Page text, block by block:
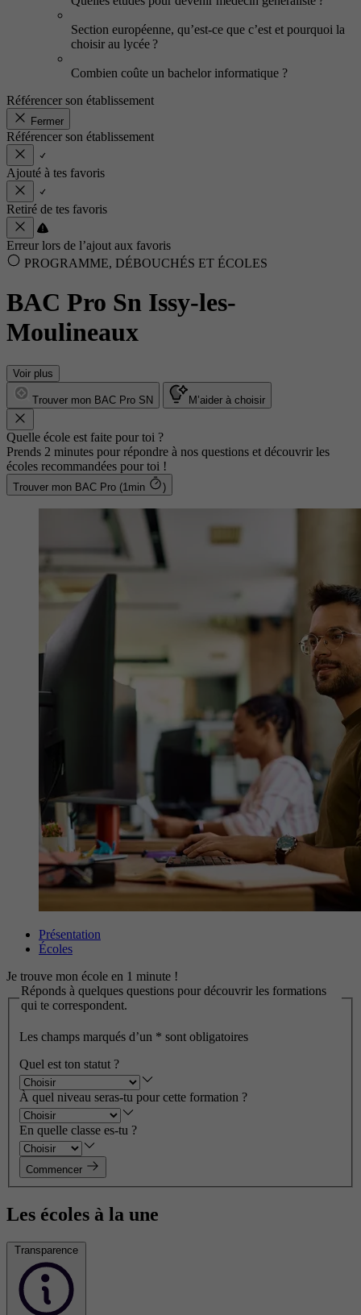
Section européenne, qu’est-ce que c’est et pourquoi la
choisir au lycée ?
Combien coûte un bachelor informatique ?
Référencer son établissement
Fermer
Référencer son établissement
Ajouté à tes favoris
Retiré de tes favoris
Erreur lors de l’ajout aux favoris
PROGRAMME, DÉBOUCHÉS ET ÉCOLES
BAC Pro Sn Issy-les-
Moulineaux
Voir plus
Trouver mon BAC Pro SN M’aider à choisir
Quelle école est faite pour toi ?
Prends 2 minutes pour répondre à nos questions et découvrir les
écoles recommandées pour toi !
Trouver mon BAC Pro (1min )
Présentation
Écoles
Je trouve mon école en 1 minute !
Réponds à quelques questions pour découvrir les formations
qui te correspondent.
Les champs marqués d’un * sont obligatoires
Quel est ton statut ?
À quel niveau seras-tu pour cette formation ?
En quelle classe es-tu ?
Commencer
Les écoles à la une
Transparence